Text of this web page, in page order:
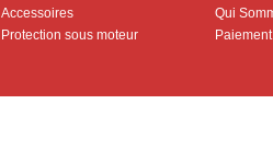
Accessoires
Protection sous moteur
Qui